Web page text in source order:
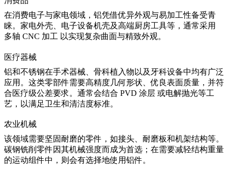
在消费电子与家电领域，铝凭借优异外观与易加工性备受青
睐。家电外壳、电子设备机壳及高端厨房工具等，通常采用
多轴 CNC 加工 以实现复杂曲面与精致外观。
医疗器械
铝和不锈钢在手术器械、骨科植入物以及牙科设备中均有广泛
应用。这类零部件需要高精度几何形状、优良表面质量，并符
合医疗级公差要求。通常会结合 PVD 涂层 或电解抛光等工
艺，以满足卫生和清洁度标准。
农业机械
该领域需要坚固耐磨的零件，如接头、耐磨板和机架结构等。
碳钢铣削零件因其机械强度而成为首选；在需要减轻结构重量
的运动组件中，则会有选择地使用铝件。